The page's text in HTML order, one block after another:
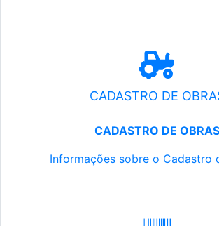
CADASTRO DE
CADASTRO DE OBRAS
Informações sobre o Cadastro